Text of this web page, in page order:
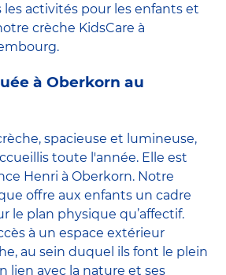
activités pour les enfants et
crèche KidsCare à
à Oberkorn au
spacieuse et lumineuse,
toute l'année. Elle est
Henri à Oberkorn. Notre
offre aux enfants un cadre
le plan physique qu’affectif.
à un espace extérieur
au sein duquel ils font le plein
lien avec la nature et ses